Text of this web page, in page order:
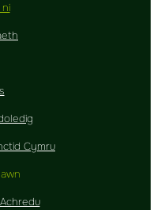
Cymru